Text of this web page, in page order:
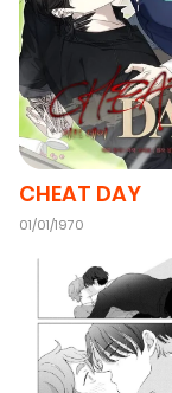
Chapter 3(VIP)
Chapter 2(VIP)
Chapter 1(VIP)
CHEAT DAY
01/01/1970